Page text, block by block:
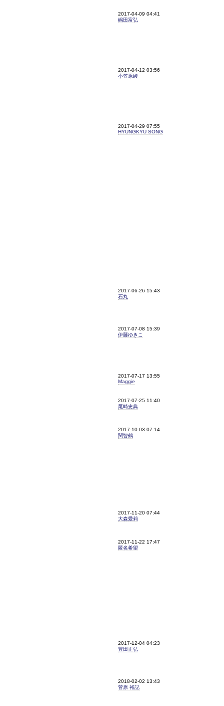
2017-04-09 04:41
嶋田富弘
2017-04-12 03:56
小笠原綾
2017-04-29 07:55
HYUNGKYU SONG
2017-06-26 15:43
石丸
2017-07-08 15:39
伊藤ゆきこ
2017-07-17 13:55
Maggie
2017-07-25 11:40
尾崎史典
2017-10-03 07:14
関智鶴
2017-11-20 07:44
大森愛莉
2017-11-22 17:47
匿名希望
2017-12-04 04:23
豊田正弘
2018-02-02 13:43
菅原 裕記